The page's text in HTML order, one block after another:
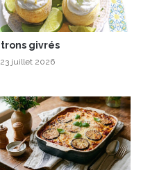
givrés
23 juillet 2026